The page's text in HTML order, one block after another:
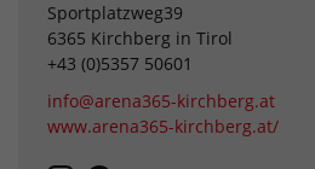
Sportplatzweg39
6365 Kirchberg in Tirol
+43 (0)5357 50601
info@arena365-kirchberg.at
www.arena365-kirchberg.at/